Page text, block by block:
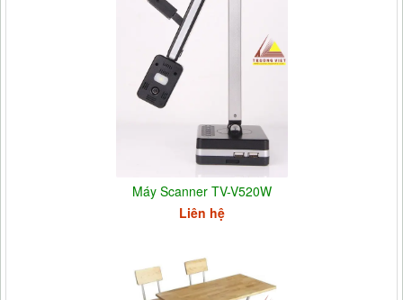
Máy Scanner TV-V520W
Liên hệ